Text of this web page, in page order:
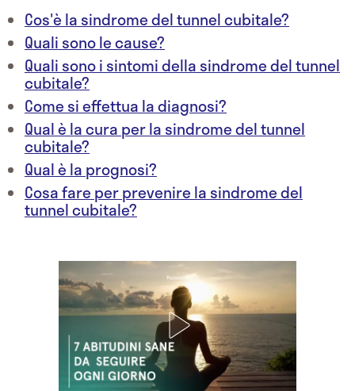
Cos'è la sindrome del tunnel cubitale?
Quali sono le cause?
Quali sono i sintomi della sindrome del tunnel
cubitale?
Come si effettua la diagnosi?
Qual è la cura per la sindrome del tunnel
cubitale?
Qual è la prognosi?
Cosa fare per prevenire la sindrome del
tunnel cubitale?